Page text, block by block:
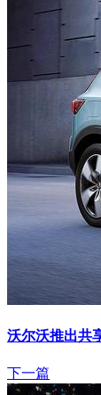
沃尔沃推出共
下一篇